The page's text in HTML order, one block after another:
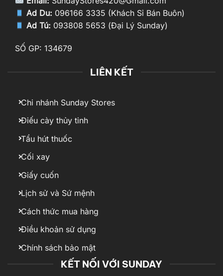
Ad Du: 096166 3335 (Khách Sỉ Bán Buôn)
Ad Tú: 093808 5653 (Đại Lý Sunday)
SỐ GP: 134679
LIÊN KẾT
Chi nhánh Sunday Stores
Điếu cày thủy tinh
Tẩu hút thuốc
Cối xay
Giấy cuốn
Lịch sử và Sứ mệnh
Cách thức mua hàng
Điều khoản sử dụng
Chính sách bảo mật
KẾT NỐI VỚI SUNDAY